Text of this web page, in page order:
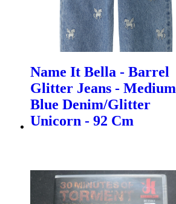
Name It Bella - Barrel
Glitter Jeans - Medium
Blue Denim/Glitter
Unicorn - 92 Cm